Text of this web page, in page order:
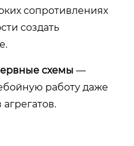
сопротивлениях
создать
схемы —
работу даже
агрегатов.